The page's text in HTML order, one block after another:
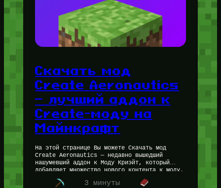
Скачать мод
Create Aeronautics
— лучший аддон к
Create-моду на
Майнкрафт
На этой странице Вы можете Скачать мод
Create Aeronautics — недавно вышедший
нашумевший аддон к Моду Криэйт, который
добавляет множество нового контента к моду.
Фанаты ждали этого аддона годами. Скачать…
3 минуты